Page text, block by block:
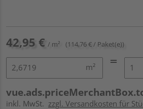
42,95 € / m² (114,76 € / Paket(e))
m²
inkl. MwSt. zzgl. Versandkosten für